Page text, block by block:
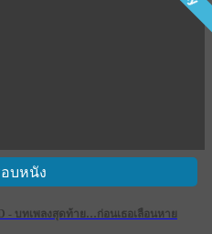
อบหนัง
- บทเพลงสุดท้าย…ก่อนเธอเลือนหาย